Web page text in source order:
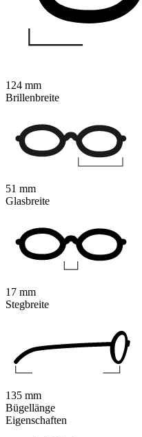
Eigenschaften
124 mm
Brillenbreite
51 mm
Glasbreite
17 mm
Stegbreite
135 mm
Bügellänge